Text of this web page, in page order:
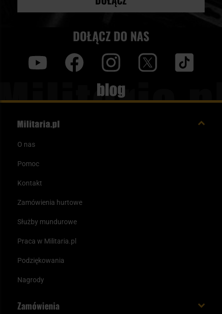
DOŁĄCZ DO NAS
Blog
O nas
Pomoc
Kontakt
Zamówienia hurtowe
Służby mundurowe
Praca w Militaria.pl
Podziękowania
Nagrody
Zamówienia